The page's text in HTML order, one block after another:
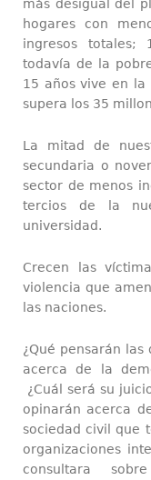
más desigual del
hogares con
ingresos totales;
todavía de la
15 años vive en
supera los 35
La mitad de
secundaria o
sector de menos
tercios de la
universidad.
Crecen las
violencia que
las naciones.
¿Qué pensarán
acerca de la
¿Cuál será su
opinarán acerca
sociedad civil que
organizaciones
consultara